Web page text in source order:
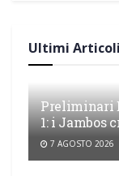
Ultimi Articoli
Preliminari
1: i Jambos
7 AGOSTO 2026